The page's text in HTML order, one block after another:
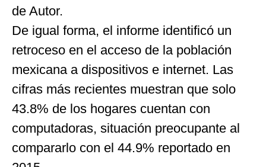
de Autor.
De igual forma, el informe identificó un
retroceso en el acceso de la población
mexicana a dispositivos e internet. Las
cifras más recientes muestran que solo
43.8% de los hogares cuentan con
computadoras, situación preocupante al
compararlo con el 44.9% reportado en